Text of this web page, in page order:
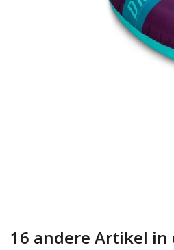
16 andere Artikel in